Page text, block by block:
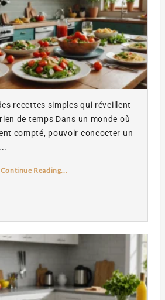
recettes simples qui réveillent
de temps Dans un monde où
compté, pouvoir concocter un
Continue Reading...